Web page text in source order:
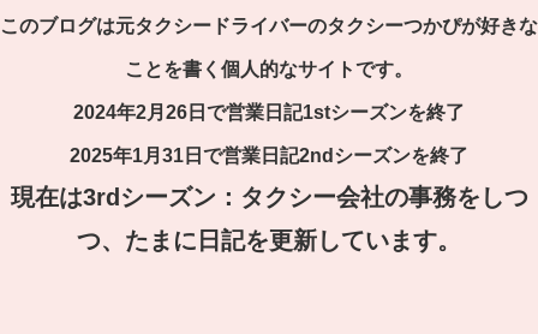
このブログは元タクシードライバーのタクシーつかぴが好きな
ことを書く個人的なサイトです。
2024年2月26日で営業日記1stシーズンを終了
2025年1月31日で営業日記2ndシーズンを終了
現在は3rdシーズン：タクシー会社の事務をしつ
つ、たまに日記を更新しています。